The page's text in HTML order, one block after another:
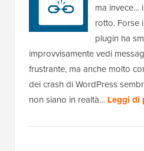
ma invece…
rotto. Forse
plugin ha
improvvisamente vedi
frustrante, ma anche molto
dei crash di WordPress
non siano in realtà… Leggi di